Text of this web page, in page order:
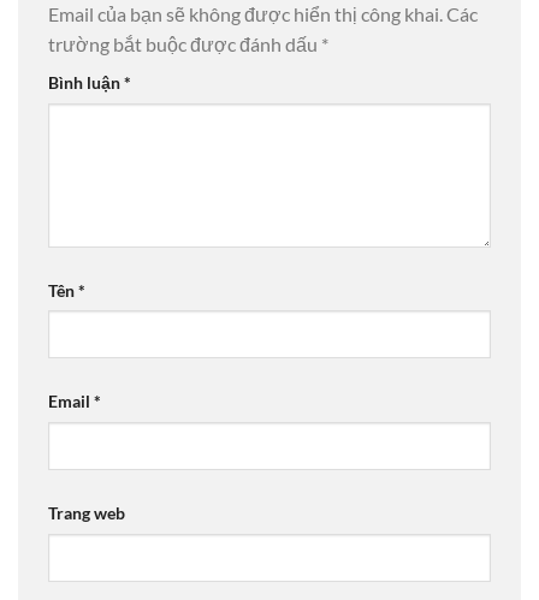
Email của bạn sẽ không được hiển thị công khai.Các
trường bắt buộc được đánh dấu *
Bình luận*
Tên*
Email *
Trang web